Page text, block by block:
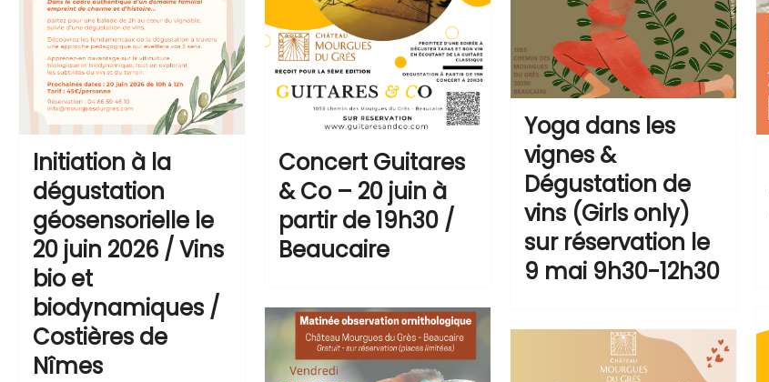
Initiation à la
dégustation
géosensorielle le
20 juin 2026 / Vins
bio et
biodynamiques /
Costières de
Nîmes
Concert Guitares
& Co – 20 juin à
partir de 19h30 /
Beaucaire
Yoga dans les
vignes &
Dégustation de
vins (Girls only)
sur réservation le
9 mai 9h30-12h30